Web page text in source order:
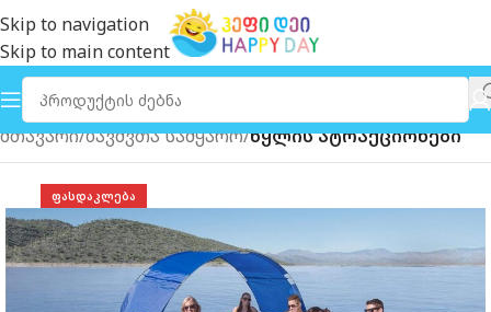
Skip to navigation
Skip to main content
მთავარი ბავშვთა სამყარო წყლის ატრაქციონები
ᲤᲐᲡᲓᲐᲙᲚᲔᲑᲐ